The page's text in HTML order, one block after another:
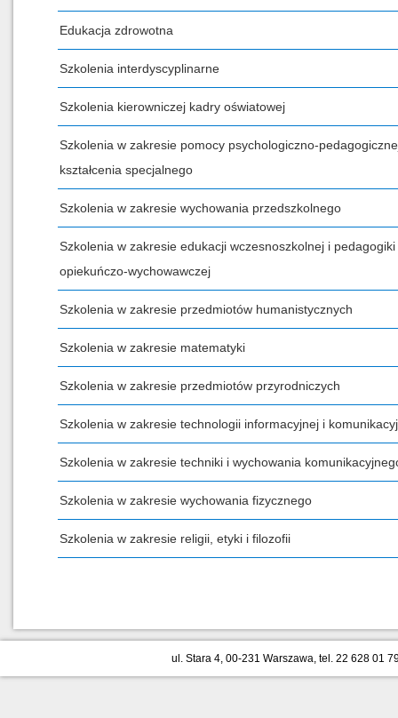
Edukacja zdrowotna
Szkolenia interdyscyplinarne
Szkolenia kierowniczej kadry oświatowej
Szkolenia w zakresie pomocy psychologiczno-
kształcenia specjalnego
Szkolenia w zakresie wychowania przedszkolnego
Szkolenia w zakresie edukacji wczesnoszkolnej i pedagogiki
opiekuńczo-wychowawczej
Szkolenia w zakresie przedmiotów humanistycznych
Szkolenia w zakresie matematyki
Szkolenia w zakresie przedmiotów przyrodniczych
Szkolenia w zakresie technologii informacyjnej i
Szkolenia w zakresie techniki i wychowania
Szkolenia w zakresie wychowania fizycznego
Szkolenia w zakresie religii, etyki i filozofii
ul. Stara 4, 00-231 Warszawa, tel. 22 628 01